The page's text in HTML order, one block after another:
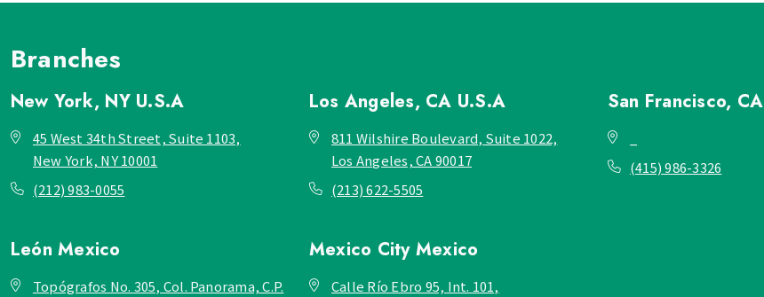
Branches
New York, NY U.S.A
45 West 34th Street, Suite 1103,
New York, NY 10001
(212) 983-0055
Los Angeles, CA U.S.A
811 Wilshire Boulevard, Suite 1022,
Los Angeles, CA 90017
(213) 622-5505
San Francisco, CA
(415) 986-3326
LeónMexico
Topógrafos No. 305, Col. Panorama, C.P.
Mexico City Mexico
Calle Río Ebro 95, Int. 101,